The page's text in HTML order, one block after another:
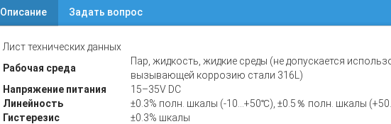
Описание Задать вопрос
Лист технических данных
Рабочая среда
Пар, жидкость, жидкие среды (не допускается
вызывающей коррозию стали 316L)
Напряжение питания
15–35V DC
Линейность
±0.3% полн. шкалы (-10…+50℃), ±0.5％ полн. шкалы
Гистерезис
±0.3% шкалы